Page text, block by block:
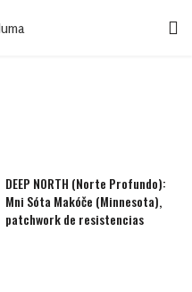
DEEP NORTH (Norte Profundo):
Mni Sóta Makóče (Minnesota),
patchwork de resistencias